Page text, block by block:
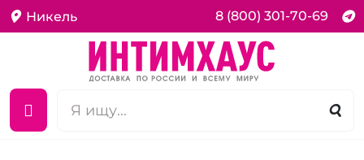
Никель 8 (800) 301-70-69